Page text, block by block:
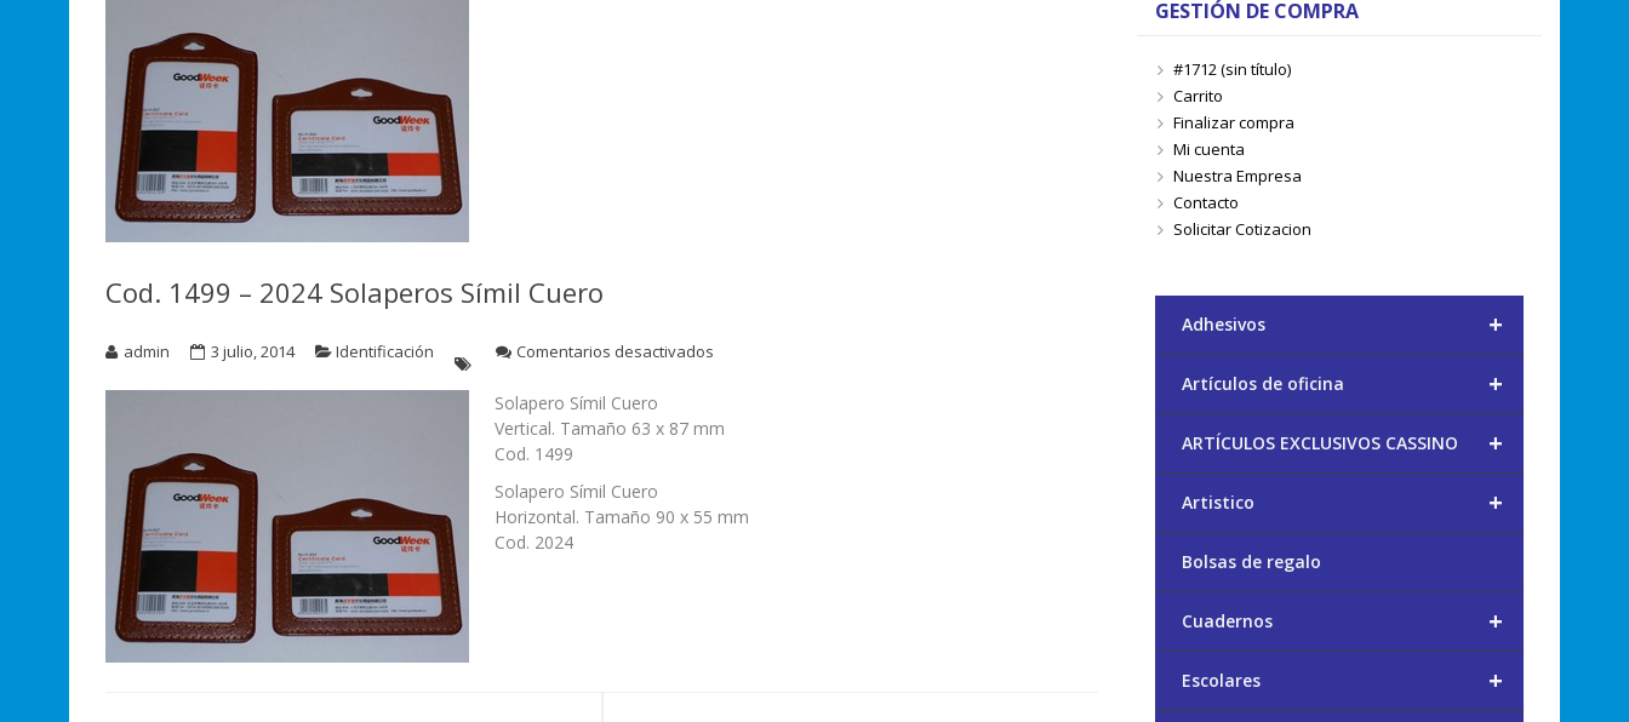
Cod. 1499 – 2024 Solaperos Símil Cuero
admin 3 julio, 2014 Identificación Comentarios desactivados
2024
Cuero
Solapero Símil Cuero
Vertical. Tamaño 63 x 87 mm
Cod. 1499
Solapero Símil Cuero
Horizontal. Tamaño 90 x 55 mm
Cod. 2024
GESTIÓN DE COMPRA
#1712 (sin título)
Carrito
Finalizar compra
Mi cuenta
Nuestra Empresa
Contacto
Solicitar Cotizacion
+
Adhesivos
+
Artículos de oficina
+
ARTÍCULOS EXCLUSIVOS CASSINO
+
Artistico
Bolsas de regalo
+
Cuadernos
+
Escolares